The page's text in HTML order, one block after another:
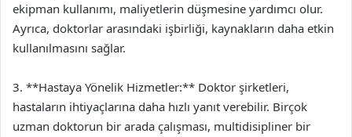
ekipman kullanımı, maliyetlerin düşmesine yardımcı olur.
Ayrıca, doktorlar arasındaki işbirliği, kaynakların daha etkin
kullanılmasını sağlar.
3. **Hastaya Yönelik Hizmetler:** Doktor şirketleri,
hastaların ihtiyaçlarına daha hızlı yanıt verebilir. Birçok
uzman doktorun bir arada çalışması, multidisipliner bir